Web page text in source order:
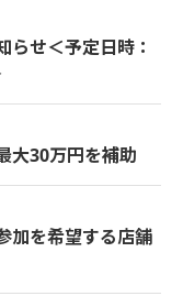
らせ＜予定日時：
大30万円を補助
加を希望する店舗